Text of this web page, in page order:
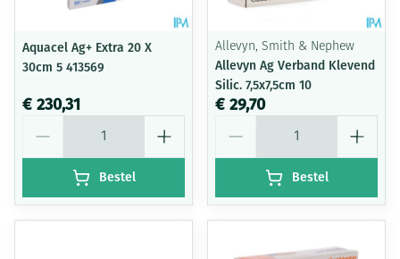
Aquacel Ag+ Extra 20 X
30cm 5 413569
€ 230,31
Bestel
Allevyn, Smith & Nephew
Allevyn Ag Verband Klevend
Silic. 7,5x7,5cm 10
€ 29,70
Bestel